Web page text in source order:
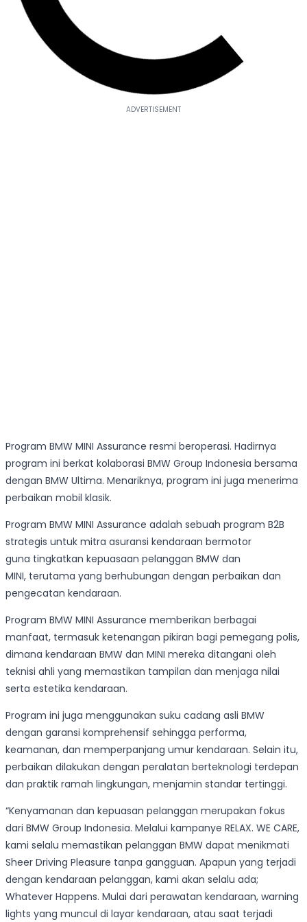
Program BMW MINI Assurance resmi beroperasi. Hadirnya
program ini berkat kolaborasi BMW Group Indonesia bersama
dengan BMW Ultima. Menariknya, program ini juga menerima
perbaikan mobil klasik.
Program BMW MINI Assurance adalah sebuah program B2B
strategis untuk mitra asuransi kendaraan bermotor
guna tingkatkan kepuasaan pelanggan BMW dan
MINI, terutama yang berhubungan dengan perbaikan dan
pengecatan kendaraan.
Program BMW MINI Assurance memberikan berbagai
manfaat, termasuk ketenangan pikiran bagi pemegang polis,
dimana kendaraan BMW dan MINI mereka ditangani oleh
teknisi ahli yang memastikan tampilan dan menjaga nilai
serta estetika kendaraan.
Program ini juga menggunakan suku cadang asli BMW
dengan garansi komprehensif sehingga performa,
keamanan, dan memperpanjang umur kendaraan. Selain itu,
perbaikan dilakukan dengan peralatan berteknologi terdepan
dan praktik ramah lingkungan, menjamin standar tertinggi.
“Kenyamanan dan kepuasan pelanggan merupakan fokus
dari BMW Group Indonesia. Melalui kampanye RELAX. WE CARE,
kami selalu memastikan pelanggan BMW dapat menikmati
Sheer Driving Pleasure tanpa gangguan. Apapun yang terjadi
dengan kendaraan pelanggan, kami akan selalu ada;
Whatever Happens. Mulai dari perawatan kendaraan, warning
lights yang muncul di layar kendaraan, atau saat terjadi